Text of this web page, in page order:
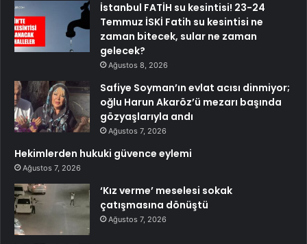
İstanbul FATİH su kesintisi! 23-24
Temmuz İSKİ Fatih su kesintisi ne
zaman bitecek, sular ne zaman
gelecek?
Ağustos 8, 2026
Safiye Soyman’ın evlat acısı dinmiyor;
oğlu Harun Akaröz’ü mezarı başında
gözyaşlarıyla andı
Ağustos 7, 2026
Hekimlerden hukuki güvence eylemi
Ağustos 7, 2026
‘Kız verme’ meselesi sokak
çatışmasına dönüştü
Ağustos 7, 2026